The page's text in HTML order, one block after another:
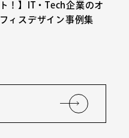
ト！】IT・Tech企業のオ
フィスデザイン事例集